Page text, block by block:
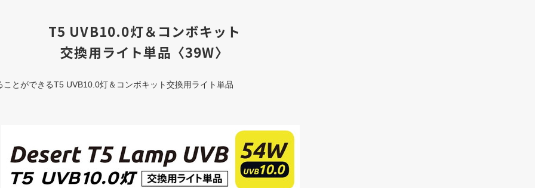
T5 UVB10.0灯＆コンボキット
交換用ライト単品〈39W〉
ことができるT5 UVB10.0灯＆コンボキット交換用ライト単品